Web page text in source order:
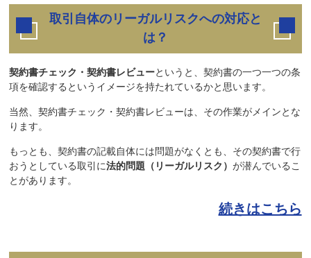
取引自体のリーガルリスクへの対応と
は？
契約書チェック・契約書レビューというと、契約書の一つ一つの条
項を確認するというイメージを持たれているかと思います。
当然、契約書チェック・契約書レビューは、その作業がメインとな
ります。
もっとも、契約書の記載自体には問題がなくとも、その契約書で行
おうとしている取引に法的問題（リーガルリスク）が潜んでいるこ
とがあります。
続きはこちら